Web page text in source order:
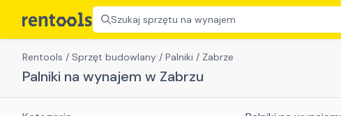
Szukaj sprzętu na wynajem
Rentools / Sprzęt budowlany / Palniki / Zabrze
Palniki na wynajem w Zabrzu